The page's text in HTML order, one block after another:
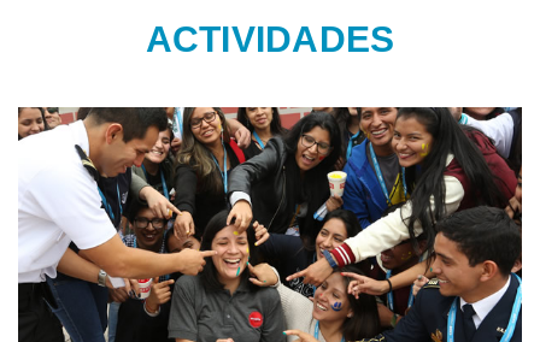
ACTIVIDADES
Taller de Integración
Iniciamos la jornada con nuestros aliados de Enseña Perú. A
través de este taller buscamos que los participantes se conozcan,
compartan con sus grupos de trabajo y rompan el hielo para vivir
su experiencia de 4 días de inmersión. En esta edición, los
cadeístas sabrán que, desde el primer, día la convivencia es la
clave para lograr los mejores resultados.